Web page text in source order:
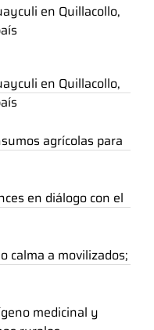
en Quillacollo,
en Quillacollo,
agrícolas para
en diálogo con el
calma a movilizados;
medicinal y